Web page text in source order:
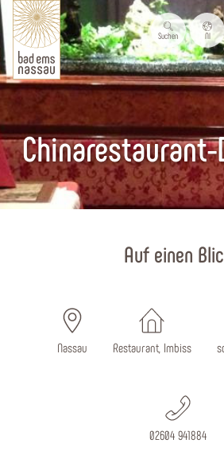
Suchen Nl
Chinarestaurant-
Auf einen
Nassau Restaurant, Imbiss
02604 941884